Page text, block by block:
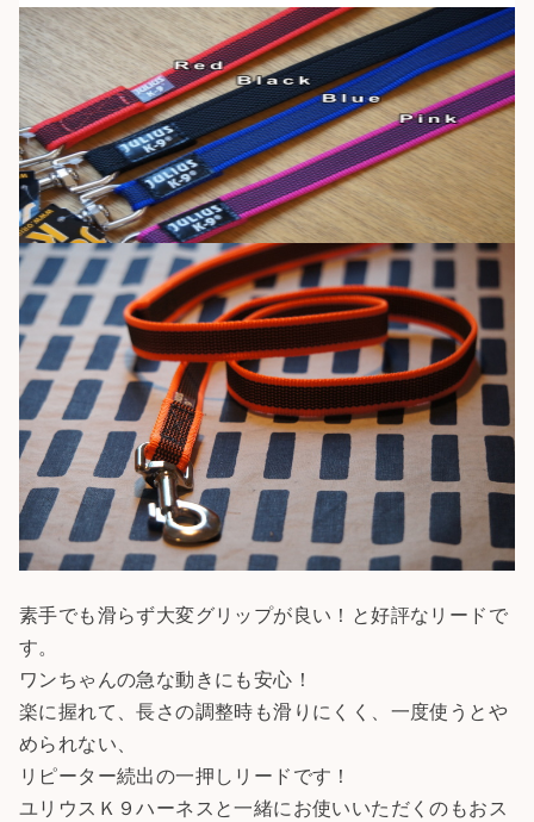
素手でも滑らず大変グリップが良い！と好評なリードで
す。
ワンちゃんの急な動きにも安心！
楽に握れて、長さの調整時も滑りにくく、一度使うとや
められない、
リピーター続出の一押しリードです！
ユリウスＫ９ハーネスと一緒にお使いいただくのもおス